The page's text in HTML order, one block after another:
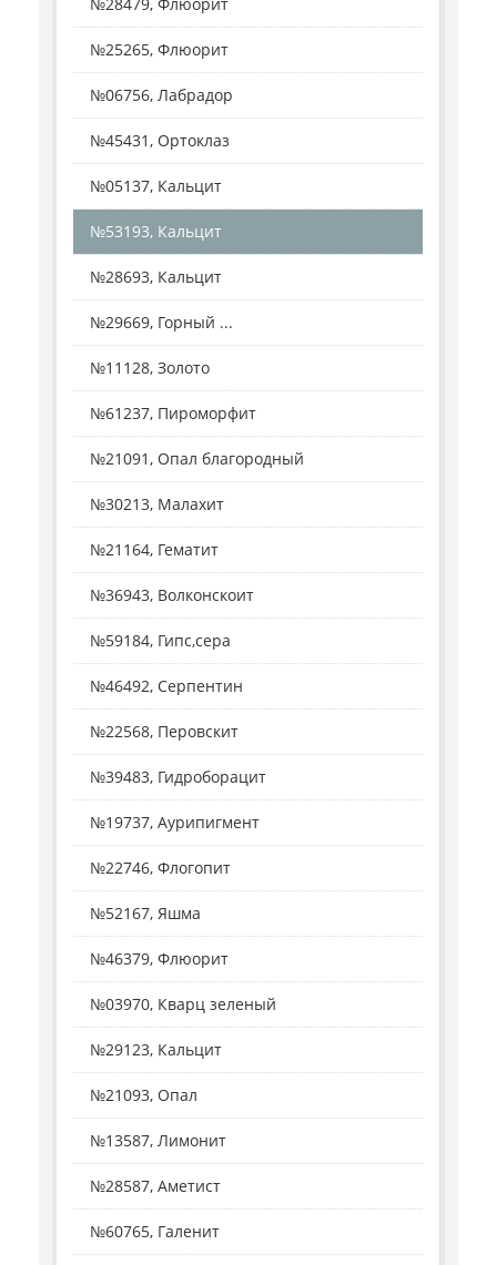
№25265, Флюорит
№06756, Лабрадор
№45431, Ортоклаз
№05137, Кальцит
№53193, Кальцит
№28693, Кальцит
№29669, Горный ...
№11128, Золото
№61237, Пироморфит
№21091, Опал благородный
№30213, Малахит
№21164, Гематит
№36943, Волконскоит
№59184, Гипс,сера
№46492, Серпентин
№22568, Перовскит
№39483, Гидроборацит
№19737, Аурипигмент
№22746, Флогопит
№52167, Яшма
№46379, Флюорит
№03970, Кварц зеленый
№29123, Кальцит
№21093, Опал
№13587, Лимонит
№28587, Аметист
№60765, Галенит